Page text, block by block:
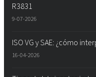
R3831
9-07-2026
ISO VG y SAE: ¿cómo
16-04-2026